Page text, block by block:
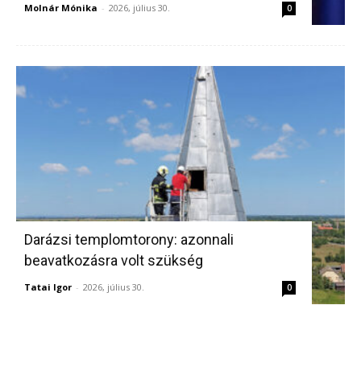
Molnár Mónika - 2026, július 30. 0
Darázsi templomtorony: azonnali
beavatkozásra volt szükség
Tatai Igor - 2026, július 30. 0